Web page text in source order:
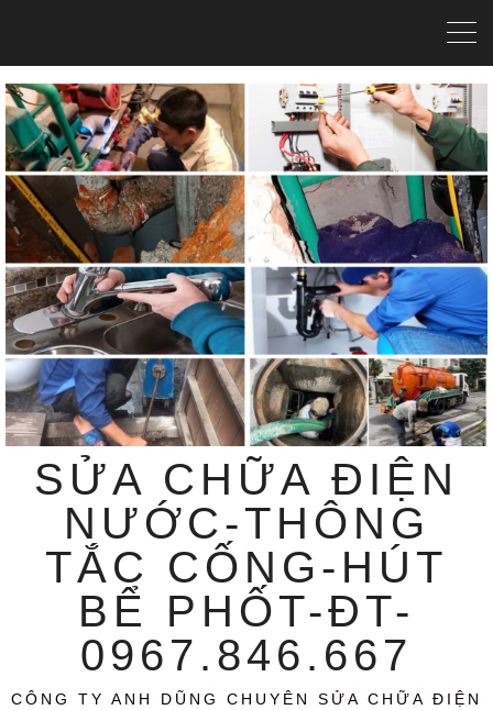
SỬA CHỮA ĐIỆN
NƯỚC-THÔNG
TẮC CỐNG-HÚT
BỂ PHỐT-ĐT-
0967.846.667
CÔNG TY ANH DŨNG CHUYÊN SỬA CHỮA ĐIỆN